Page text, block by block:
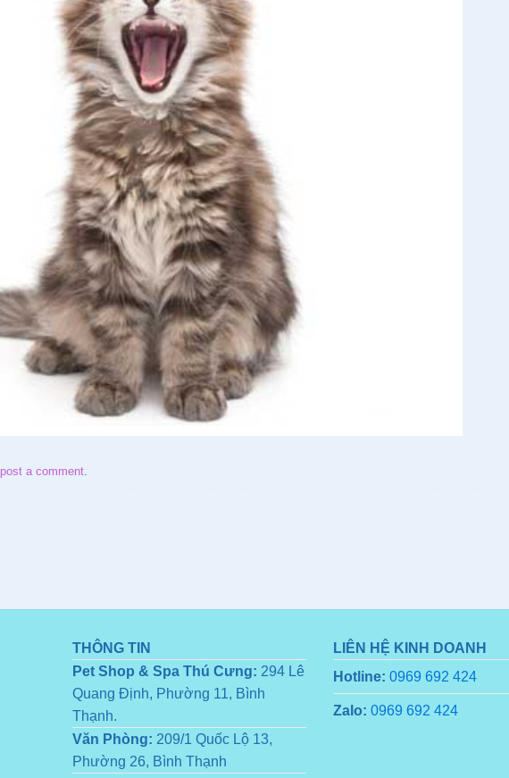
post a comment.
THÔNG TIN
Pet Shop & Spa Thú Cưng: 294 Lê
Quang Định, Phường 11, Bình
Thạnh.
Văn Phòng: 209/1 Quốc Lộ 13,
Phường 26, Bình Thạnh
LIÊN HỆ KINH DOANH
Hotline: 0969 692 424
Zalo: 0969 692 424